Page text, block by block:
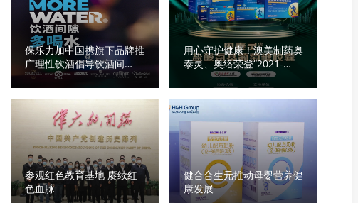
保乐力加中国携旗下品牌推
广理性饮酒倡导饮酒间
隙“多喝水”
用心守护健康！澳美制药奥
泰灵、奥络荣登“2021-
2022年中国家庭常备药上
榜品牌”
参观红色教育基地 赓续红
色血脉
健合合生元推动母婴营养健
康发展